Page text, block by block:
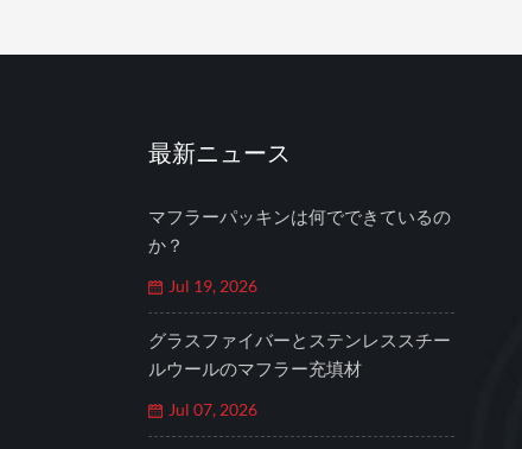
最新ニュース
マフラーパッキンは何でできているの
か？
Jul 19, 2026
グラスファイバーとステンレススチー
ルウールのマフラー充填材
Jul 07, 2026